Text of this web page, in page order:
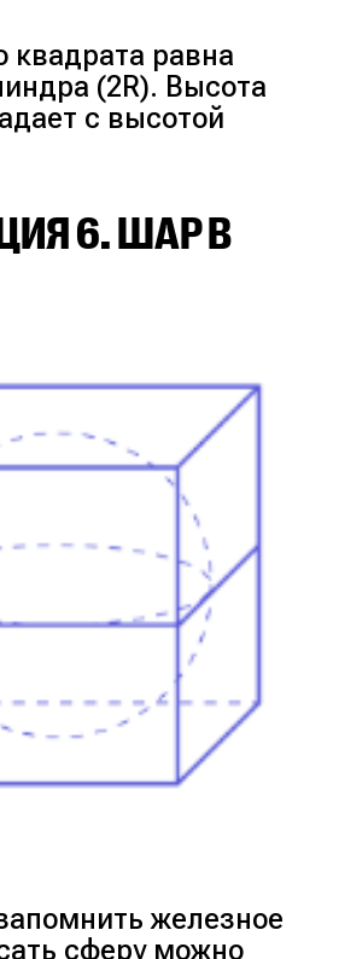
квадрата равна
(2R). Высота
с высотой
6. ШАР В
железное
сферу можно